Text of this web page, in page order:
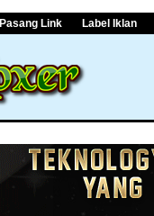
Pasang Link Label Iklan